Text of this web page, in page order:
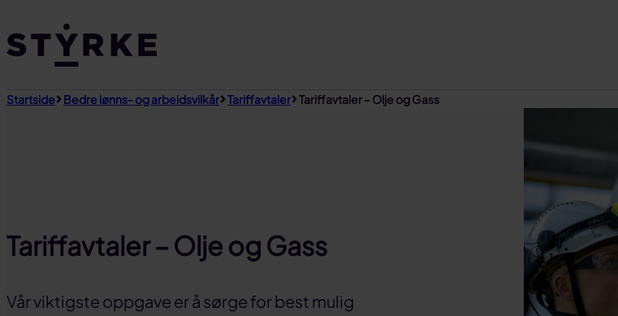
til
innhold
Startside Bedre lønns- og arbeidsvilkår Tariffavtaler Tariffavtaler – Olje og Gass
Tariffavtaler – Olje og Gass
Vår viktigste oppgave er å sørge for best mulig